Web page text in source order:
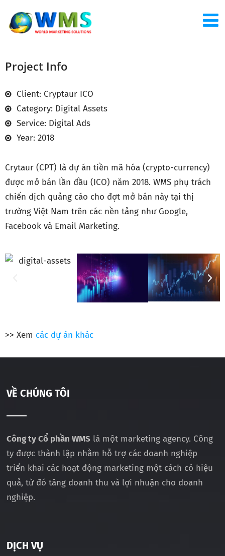
Project Info
Client: Cryptaur ICO
Category: Digital Assets
Service: Digital Ads
Year: 2018
Crytaur (CPT) là dự án tiền mã hóa (crypto-currency)
được mở bán lần đầu (ICO) năm 2018. WMS phụ trách
chiến dịch quảng cáo cho đợt mở bán này tại thị
trường Việt Nam trên các nền tảng như Google,
Facebook và Email Marketing.
>> Xem các dự án khác
VỀ CHÚNG TÔI
Công ty Cổ phần WMS là một marketing agency. Công
ty được thành lập nhằm hỗ trợ các doanh nghiệp
triển khai các hoạt động marketing một cách có hiệu
quả, từ đó tăng doanh thu và lợi nhuận cho doanh
nghiệp.
DỊCH VỤ